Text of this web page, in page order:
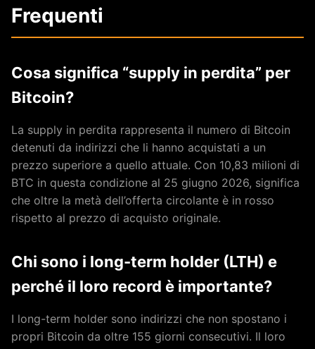
Frequenti
Cosa significa “supply in perdita” per
Bitcoin?
La supply in perdita rappresenta il numero di Bitcoin
detenuti da indirizzi che li hanno acquistati a un
prezzo superiore a quello attuale. Con 10,83 milioni di
BTC in questa condizione al 25 giugno 2026, significa
che oltre la metà dell’offerta circolante è in rosso
rispetto al prezzo di acquisto originale.
Chi sono i long-term holder (LTH) e
perché il loro record è importante?
I long-term holder sono indirizzi che non spostano i
propri Bitcoin da oltre 155 giorni consecutivi. Il loro